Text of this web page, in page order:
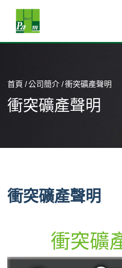
首頁 公司簡介 衝突礦產聲明
衝突礦產聲明
衝突礦產聲明
衝突礦